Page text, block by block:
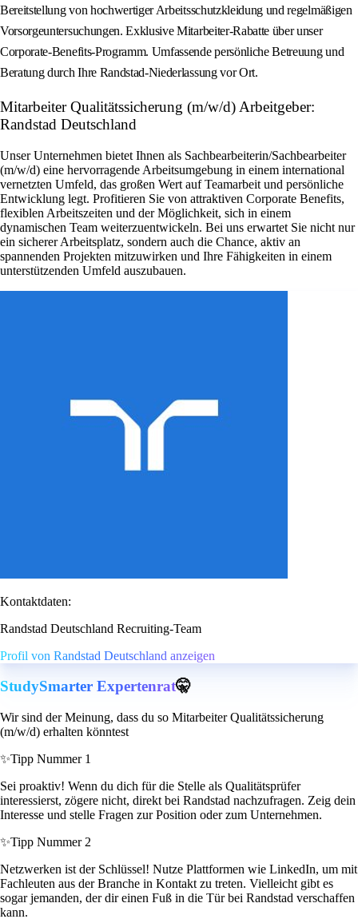
Bereitstellung von hochwertiger Arbeitsschutzkleidung und regelmäßigen
Vorsorgeuntersuchungen. Exklusive Mitarbeiter-Rabatte über unser
Corporate-Benefits-Programm. Umfassende persönliche Betreuung und
Beratung durch Ihre Randstad-Niederlassung vor Ort.
Mitarbeiter Qualitätssicherung (m/w/d) Arbeitgeber:
Randstad Deutschland
Unser Unternehmen bietet Ihnen als Sachbearbeiterin/Sachbearbeiter
(m/w/d) eine hervorragende Arbeitsumgebung in einem international
vernetzten Umfeld, das großen Wert auf Teamarbeit und persönliche
Entwicklung legt. Profitieren Sie von attraktiven Corporate Benefits,
flexiblen Arbeitszeiten und der Möglichkeit, sich in einem
dynamischen Team weiterzuentwickeln. Bei uns erwartet Sie nicht nur
ein sicherer Arbeitsplatz, sondern auch die Chance, aktiv an
spannenden Projekten mitzuwirken und Ihre Fähigkeiten in einem
unterstützenden Umfeld auszubauen.
Kontaktdaten:
Randstad Deutschland Recruiting-Team
Profil von Randstad Deutschland anzeigen
StudySmarter Expertenrat🤫
Wir sind der Meinung, dass du so Mitarbeiter Qualitätssicherung
(m/w/d) erhalten könntest
✨Tipp Nummer 1
Sei proaktiv! Wenn du dich für die Stelle als Qualitätsprüfer
interessierst, zögere nicht, direkt bei Randstad nachzufragen. Zeig dein
Interesse und stelle Fragen zur Position oder zum Unternehmen.
✨Tipp Nummer 2
Netzwerken ist der Schlüssel! Nutze Plattformen wie LinkedIn, um mit
Fachleuten aus der Branche in Kontakt zu treten. Vielleicht gibt es
sogar jemanden, der dir einen Fuß in die Tür bei Randstad verschaffen
kann.